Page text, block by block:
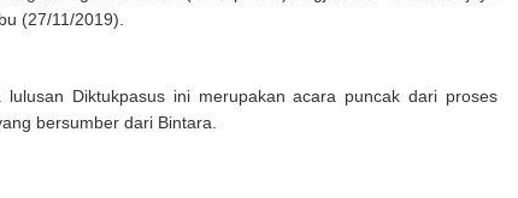
(27/11/2019).
Diktukpasus ini merupakan acara puncak dari proses
bersumber dari Bintara.